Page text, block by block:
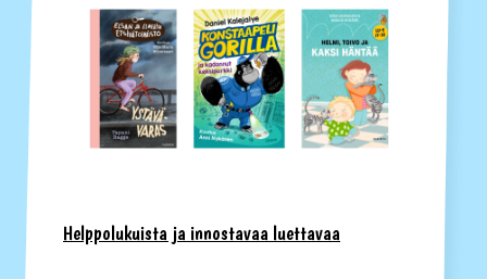
Helppolukuista ja innostavaa luettavaa